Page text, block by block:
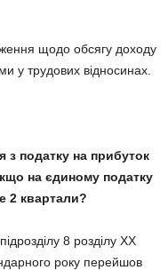
щодо обсягу доходу
у трудових відносинах.
з податку на прибуток
на єдиному податку
2 квартали?
8 розділу ХХ
року перейшов